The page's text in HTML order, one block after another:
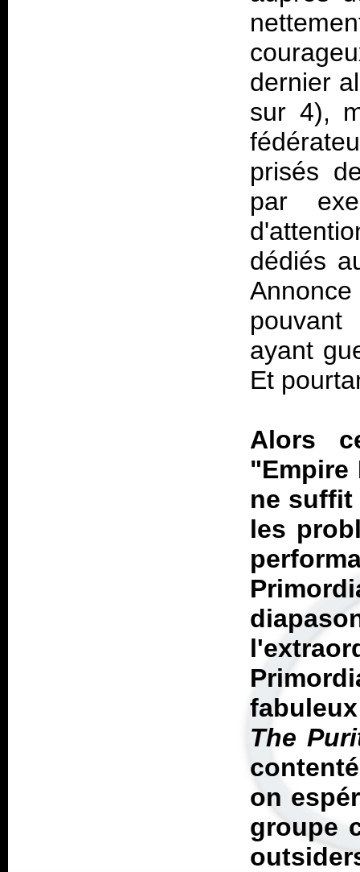
dernier
sur 4),
prisés
par
dédiés
ayant
Et
Alors
"Empire
ne suffit
les
The
on
groupe